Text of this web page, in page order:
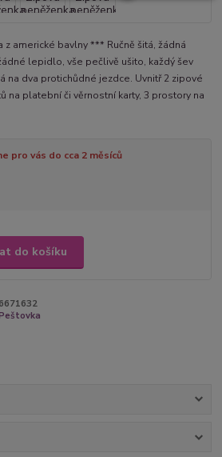
americké bavlny *** Ručně šitá, žádná
lepidlo, vše pečlivě ušito, každý šev
na dva protichůdné jezdce. Uvnitř 2 zipové
na platební či věrnostní karty, 3 prostory na
pro vás do cca 2 měsíců
do košíku
6671632